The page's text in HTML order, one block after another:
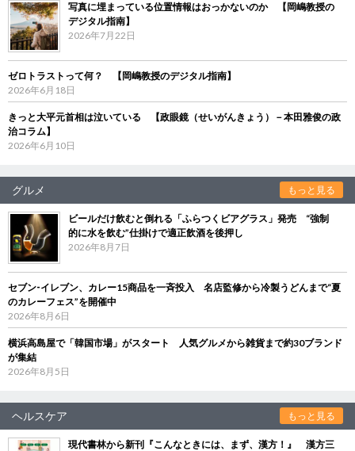
写真に埋まっている位置情報はおっかないのか 【岡嶋教授の
デジタル指南】
2026年7月22日
ゼロトラストって何？ 【岡嶋教授のデジタル指南】
2026年6月18日
きっと大平元首相は泣いている 【政眼鏡（せいがんきょう）－本田雅俊の政
治コラム】
2026年6月10日
グルメ もっと見る
ビールだけ飲むと倒れる「ふらつくビアグラス」発売 “強制
的に水を飲む”仕掛けで適正飲酒を後押し
2026年8月7日
セブン‐イレブン、カレー15商品を一斉投入 名店監修から冷製うどんまで“夏
のカレーフェス”を開催中
2026年8月6日
横浜高島屋で「韓国市場」がスタート 人気グルメから雑貨まで約30ブランド
が集結
2026年8月5日
ヘルスケア もっと見る
現代書林から新刊『こんなときには、まず、漢方！』 漢方三